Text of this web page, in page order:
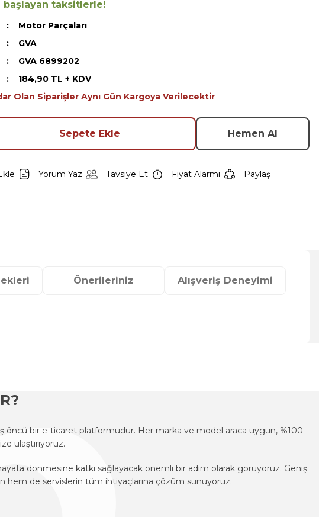
başlayan taksitlerle!
Motor Parçaları
GVA
GVA 6899202
184,90 TL + KDV
Olan Siparişler Aynı Gün Kargoya Verilecektir
Sepete Ekle Hemen Al
Yorum Yaz Tavsiye Et Fiyat Alarmı
Paylaş
Önerileriniz Alışveriş Deneyimi
öncü bir e-ticaret platformudur. Her marka ve model araca uygun, %100
ulaştırıyoruz.
dönmesine katkı sağlayacak önemli bir adım olarak görüyoruz. Geniş
hem de servislerin tüm ihtiyaçlarına çözüm sunuyoruz.
öncü bir e-ticaret platformudur. Her marka ve model araca uygun, %100